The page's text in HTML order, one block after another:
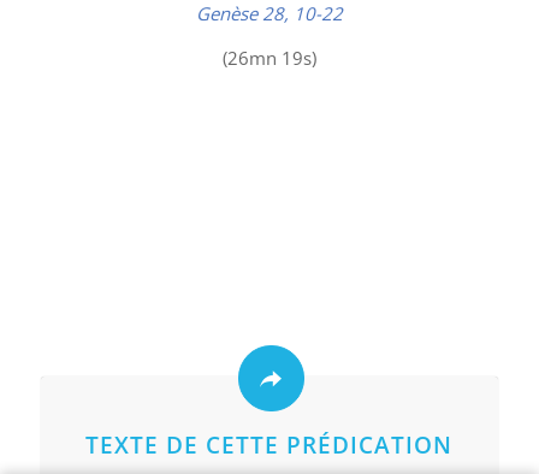
Genèse 28, 10-22
(26mn 19s)
TEXTE DE CETTE PRÉDICATION